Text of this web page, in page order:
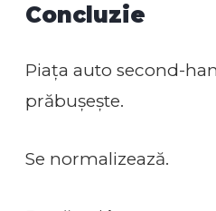
Concluzie
Piața auto second-
prăbușește.
Se normalizează.